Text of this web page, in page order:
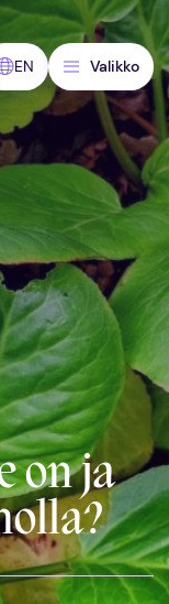
EN
Valikko
on ja